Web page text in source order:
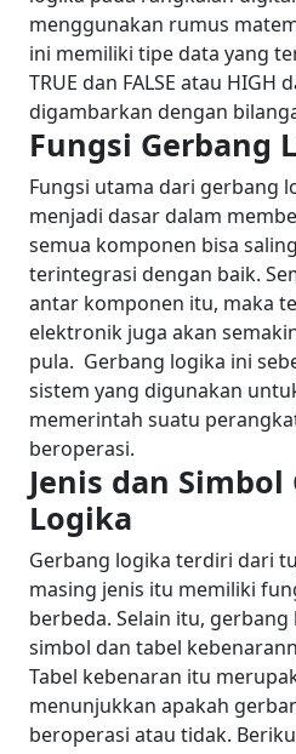
menggunakan rumus
ini memiliki tipe data yang
TRUE dan FALSE atau HIGH
digambarkan dengan
Fungsi Gerbang
Fungsi utama dari gerbang
menjadi dasar dalam
semua komponen bisa
terintegrasi dengan baik.
antar komponen itu, maka
elektronik juga akan
pula. Gerbang logika ini
sistem yang digunakan
memerintah suatu
beroperasi.
Jenis dan Simbol
Logika
Gerbang logika terdiri dari
masing jenis itu memiliki
berbeda. Selain itu,
simbol dan tabel
Tabel kebenaran itu
menunjukkan apakah
beroperasi atau tidak.